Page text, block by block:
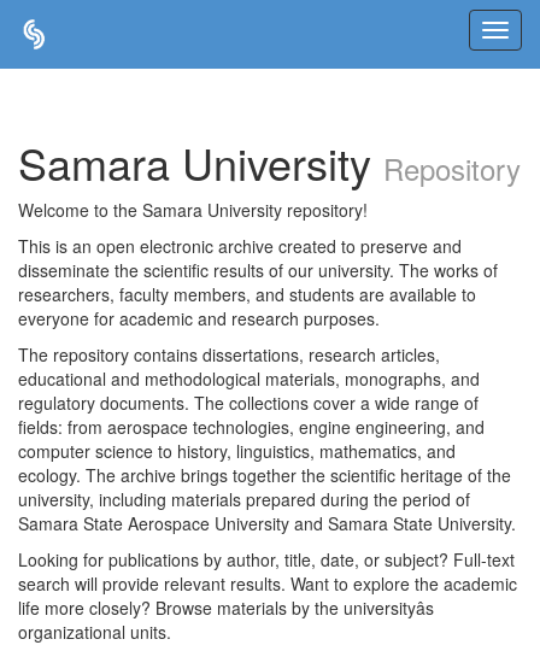
Samara University Repository
Welcome to the Samara University repository!
This is an open electronic archive created to preserve and
disseminate the scientific results of our university. The works of
researchers, faculty members, and students are available to
everyone for academic and research purposes.
The repository contains dissertations, research articles,
educational and methodological materials, monographs, and
regulatory documents. The collections cover a wide range of
fields: from aerospace technologies, engine engineering, and
computer science to history, linguistics, mathematics, and
ecology. The archive brings together the scientific heritage of the
university, including materials prepared during the period of
Samara State Aerospace University and Samara State University.
Looking for publications by author, title, date, or subject? Full-text
search will provide relevant results. Want to explore the academic
life more closely? Browse materials by the universityâs
organizational units.